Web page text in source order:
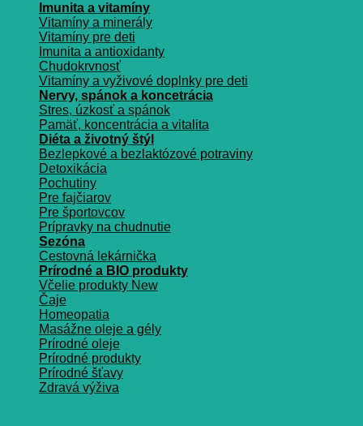
Imunita a vitamíny
Vitamíny a minerály
Vitamíny pre deti
Imunita a antioxidanty
Chudokrvnosť
Vitamíny a vyživové doplnky pre deti
Nervy, spánok a koncetrácia
Stres, úzkosť a spánok
Pamäť, koncentrácia a vitalita
Diéta a životný štýl
Bezlepkové a bezlaktózové potraviny
Detoxikácia
Pochutiny
Pre fajčiarov
Pre športovcov
Prípravky na chudnutie
Sezóna
Cestovná lekárnička
Prírodné a BIO produkty
Včelie produkty
Čaje
Homeopatia
Masážne oleje a gély
Prírodné oleje
Prírodné produkty
Prírodné šťavy
Zdravá výživa